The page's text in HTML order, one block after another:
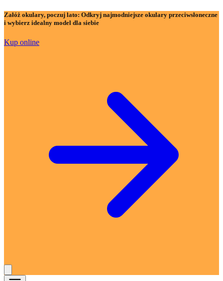
Załóż okulary, poczuj lato: Odkryj najmodniejsze okulary przeciwsłoneczne
i wybierz idealny model dla siebie
Kup online